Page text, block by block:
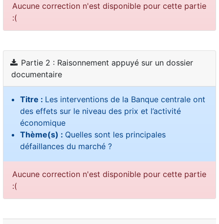
Aucune correction n'est disponible pour cette partie
:(
Partie 2 : Raisonnement appuyé sur un dossier
documentaire
Titre : Les interventions de la Banque centrale ont
des effets sur le niveau des prix et l’activité
économique
Thème(s) : Quelles sont les principales
défaillances du marché ?
Aucune correction n'est disponible pour cette partie
:(